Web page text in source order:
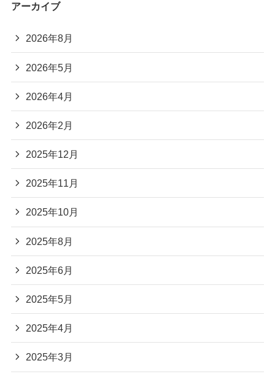
アーカイブ
2026年8月
2026年5月
2026年4月
2026年2月
2025年12月
2025年11月
2025年10月
2025年8月
2025年6月
2025年5月
2025年4月
2025年3月